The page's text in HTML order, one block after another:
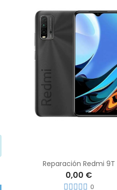
Reparación Redmi 9T
0,00 €
0